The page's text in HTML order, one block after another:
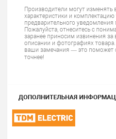
Производители могут изменять
характеристики и комплектацию
предварительного уведомления
Пожалуйста, отнеситесь с
заранее приносим извинения
описании и фотографиях
ваши замечания — это поможет
точнее!
ДОПОЛНИТЕЛЬНАЯ